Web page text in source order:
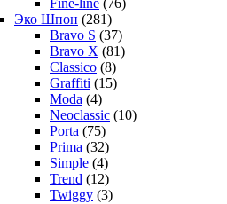
Эко Шпон (281)
Bravo S (37)
Bravo X (81)
Classico (8)
Graffiti (15)
Moda (4)
Neoclassic (10)
Porta (75)
Prima (32)
Simple (4)
Trend (12)
Twiggy (3)